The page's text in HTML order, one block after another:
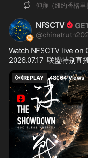
仰雍（纽约香格里
NFSCTV
@
Watch NFSCTV live on
2026.07.17  联盟特别
REPLAY 48064Views